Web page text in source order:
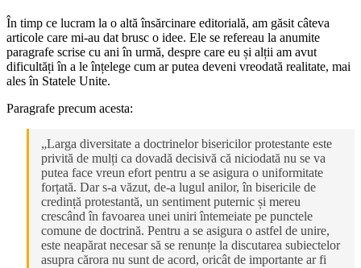
În timp ce lucram la o altă însărcinare editorială, am găsit câteva
articole care mi-au dat brusc o idee. Ele se refereau la anumite
paragrafe scrise cu ani în urmă, despre care eu și alții am avut
dificultăți în a le înțelege cum ar putea deveni vreodată realitate, mai
ales în Statele Unite.
Paragrafe precum acesta:
„Larga diversitate a doctrinelor bisericilor protestante este
privită de mulți ca dovadă decisivă că niciodată nu se va
putea face vreun efort pentru a se asigura o uniformitate
forțată. Dar s-a văzut, de-a lugul anilor, în bisericile de
credință protestantă, un sentiment puternic și mereu
crescând în favoarea unei uniri întemeiate pe punctele
comune de doctrină. Pentru a se asigura o astfel de unire,
este neapărat necesar să se renunțe la discutarea subiectelor
asupra cărora nu sunt de acord, oricât de importante ar fi